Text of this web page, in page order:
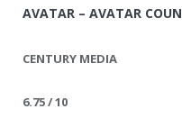
AVATAR – AVATAR
CENTURY MEDIA
6.75 / 10